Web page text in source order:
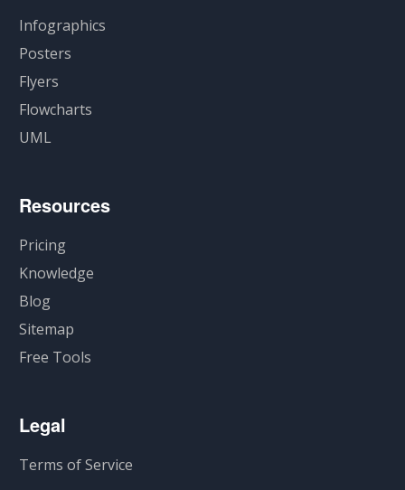
Infographics
Posters
Flyers
Flowcharts
UML
Resources
Pricing
Knowledge
Blog
Sitemap
Free Tools
Legal
Terms of Service